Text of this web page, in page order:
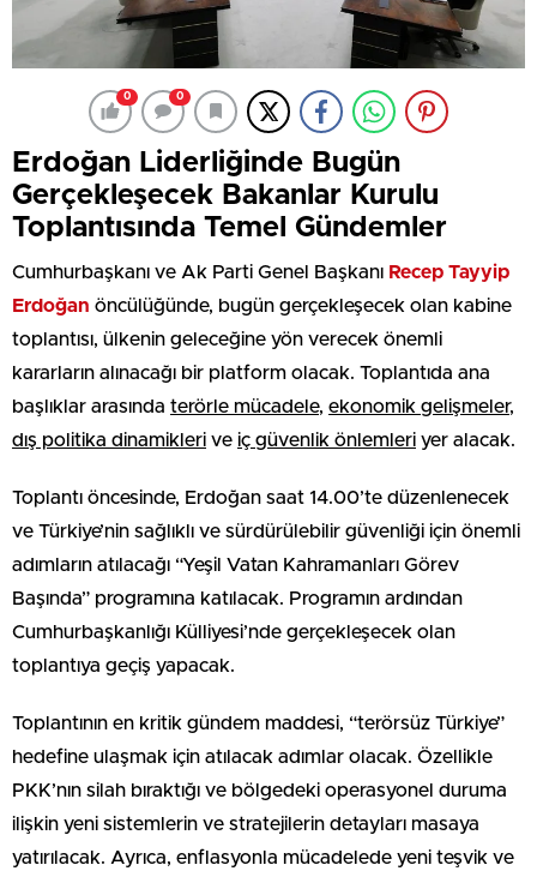
0 0
Erdoğan Liderliğinde Bugün
Gerçekleşecek Bakanlar Kurulu
Toplantısında Temel Gündemler
Cumhurbaşkanı ve Ak Parti Genel Başkanı Recep Tayyip
Erdoğan öncülüğünde, bugün gerçekleşecek olan kabine
toplantısı, ülkenin geleceğine yön verecek önemli
kararların alınacağı bir platform olacak. Toplantıda ana
başlıklar arasında terörle mücadele, ekonomik gelişmeler,
dış politika dinamikleri ve iç güvenlik önlemleri yer alacak.
Toplantı öncesinde, Erdoğan saat 14.00’te düzenlenecek
ve Türkiye’nin sağlıklı ve sürdürülebilir güvenliği için önemli
adımların atılacağı “Yeşil Vatan Kahramanları Görev
Başında” programına katılacak. Programın ardından
Cumhurbaşkanlığı Külliyesi’nde gerçekleşecek olan
toplantıya geçiş yapacak.
Toplantının en kritik gündem maddesi, “terörsüz Türkiye”
hedefine ulaşmak için atılacak adımlar olacak. Özellikle
PKK’nın silah bıraktığı ve bölgedeki operasyonel duruma
ilişkin yeni sistemlerin ve stratejilerin detayları masaya
yatırılacak. Ayrıca, enflasyonla mücadelede yeni teşvik ve